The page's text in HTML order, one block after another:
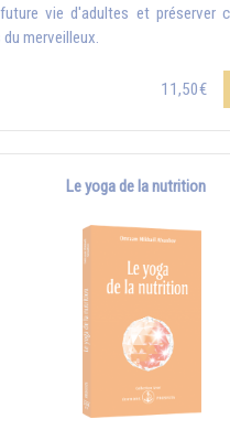
vie d'adultes et préserver
du merveilleux.
11,50€
Le yoga de la nutrition